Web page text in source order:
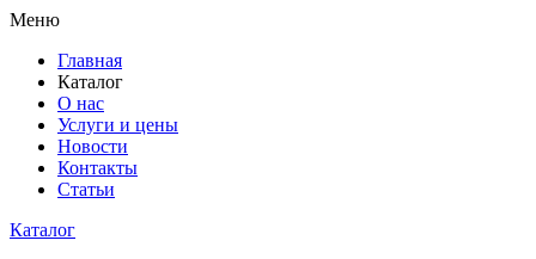
Меню
Главная
Каталог
О нас
Услуги и цены
Новости
Контакты
Статьи
Каталог